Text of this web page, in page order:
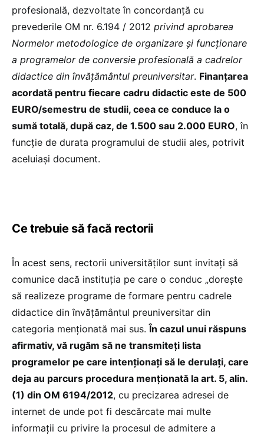
profesională, dezvoltate în concordanță cu
prevederile OM nr. 6.194 / 2012 privind aprobarea
Normelor metodologice de organizare și funcționare
a programelor de conversie profesională a cadrelor
didactice din învățământul preuniversitar. Finanțarea
acordată pentru fiecare cadru didactic este de 500
EURO/semestru de studii, ceea ce conduce la o
sumă totală, după caz, de 1.500 sau 2.000 EURO, în
funcție de durata programului de studii ales, potrivit
aceluiași document.
Ce trebuie să facă rectorii
În acest sens, rectorii universităților sunt invitați să
comunice dacă instituția pe care o conduc „dorește
să realizeze programe de formare pentru cadrele
didactice din învățământul preuniversitar din
categoria menționată mai sus.În cazul unui răspuns
afirmativ, vă rugăm să ne transmiteți lista
programelor pe care intenționați să le derulați, care
deja au parcurs procedura menționată la art. 5, alin.
(1) din OM 6194/2012, cu precizarea adresei de
internet de unde pot fi descărcate mai multe
informații cu privire la procesul de admitere a